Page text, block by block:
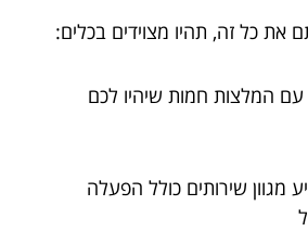
כל זה, תהיו מצוידים בכלים:
עם המלצות חמות שיהיו לכם
מגוון שירותים כולל הפעלה